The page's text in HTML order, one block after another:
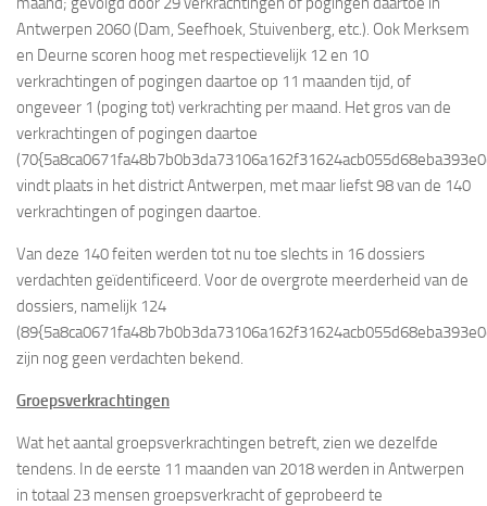
Antwerpen 2060 (Dam, Seefhoek, Stuivenberg, etc.). Ook Merksem
en Deurne scoren hoog met respectievelijk 12 en 10
verkrachtingen of pogingen daartoe op 11 maanden tijd, of
ongeveer 1 (poging tot) verkrachting per maand. Het gros van de
verkrachtingen of pogingen daartoe
vindt plaats in het district Antwerpen, met maar liefst 98 van de 140
verkrachtingen of pogingen daartoe.
Van deze 140 feiten werden tot nu toe slechts in 16 dossiers
verdachten geïdentificeerd. Voor de overgrote meerderheid van de
dossiers, namelijk 124
zijn nog geen verdachten bekend.
Groepsverkrachtingen
Wat het aantal groepsverkrachtingen betreft, zien we dezelfde
tendens. In de eerste 11 maanden van 2018 werden in Antwerpen
in totaal 23 mensen groepsverkracht of geprobeerd te